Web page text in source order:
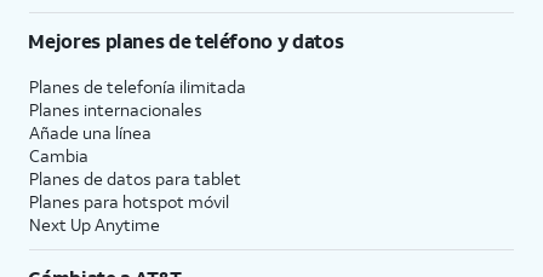
Mejores planes de teléfono y datos
Planes de telefonía ilimitada
Planes internacionales
Añade una línea
Cambia
Planes de datos para tablet
Planes para hotspot móvil
Next Up Anytime